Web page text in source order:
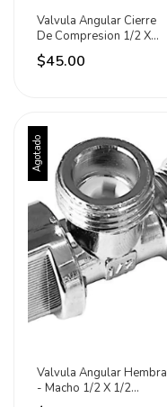
Valvula Angular Cierre
De Compresion 1/2 X
1/2 Pulgadas Cnx
$45.00
Agotado
Valvula Angular Hembra
- Macho 1/2 X 1/2
Pulgadas Cnx